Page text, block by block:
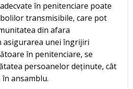
în penitenciare poate
transmisibile, care pot
din afara
asigurarea unei îngrijiri
în penitenciare, se
persoanelor deținute, cât
ansamblu.